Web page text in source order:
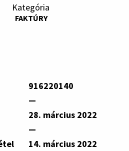
Kategória
FAKTÚRY
916220140
—
28. március 2022
—
14. március 2022